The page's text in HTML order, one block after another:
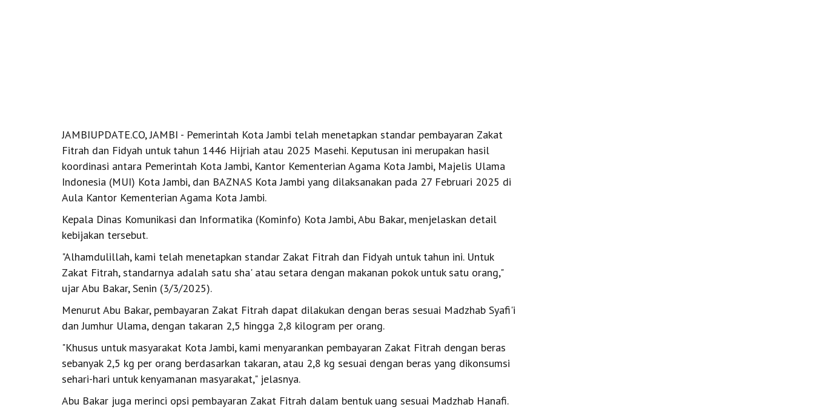
JAMBIUPDATE.CO, JAMBI - Pemerintah Kota Jambi telah menetapkan standar pembayaran Zakat
Fitrah dan Fidyah untuk tahun 1446 Hijriah atau 2025 Masehi. Keputusan ini merupakan hasil
koordinasi antara Pemerintah Kota Jambi, Kantor Kementerian Agama Kota Jambi, Majelis Ulama
Indonesia (MUI) Kota Jambi, dan BAZNAS Kota Jambi yang dilaksanakan pada 27 Februari 2025 di
Aula Kantor Kementerian Agama Kota Jambi.
Kepala Dinas Komunikasi dan Informatika (Kominfo) Kota Jambi, Abu Bakar, menjelaskan detail
kebijakan tersebut.
"Alhamdulillah, kami telah menetapkan standar Zakat Fitrah dan Fidyah untuk tahun ini. Untuk
Zakat Fitrah, standarnya adalah satu sha' atau setara dengan makanan pokok untuk satu orang,"
ujar Abu Bakar, Senin (3/3/2025).
Menurut Abu Bakar, pembayaran Zakat Fitrah dapat dilakukan dengan beras sesuai Madzhab Syafi'i
dan Jumhur Ulama, dengan takaran 2,5 hingga 2,8 kilogram per orang.
"Khusus untuk masyarakat Kota Jambi, kami menyarankan pembayaran Zakat Fitrah dengan beras
sebanyak 2,5 kg per orang berdasarkan takaran, atau 2,8 kg sesuai dengan beras yang dikonsumsi
sehari-hari untuk kenyamanan masyarakat," jelasnya.
Abu Bakar juga merinci opsi pembayaran Zakat Fitrah dalam bentuk uang sesuai Madzhab Hanafi.